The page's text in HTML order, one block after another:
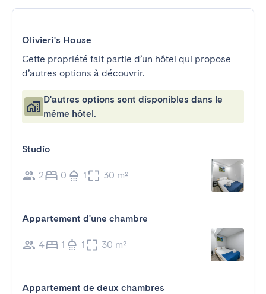
Olivieri's House
Cette propriété fait partie d’un hôtel qui propose
d’autres options à découvrir.
D'autres options sont disponibles dans le
même hôtel.
Studio
2 0 1 30 m²
Appartement d'une chambre
4 1 1 30 m²
Appartement de deux chambres